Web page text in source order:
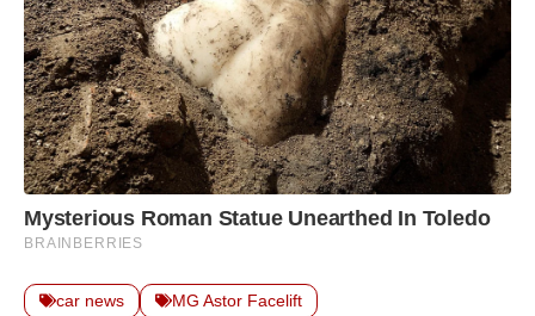
car news
MG Astor Facelift